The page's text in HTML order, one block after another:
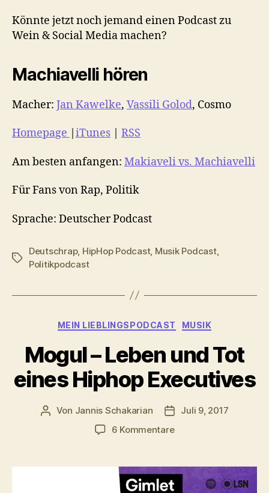
Könnte jetzt noch jemand einen Podcast zu
Wein & Social Media machen?
Machiavelli hören
Macher: Jan Kawelke, Vassili Golod, Cosmo
Homepage iTunes RSS
Am besten anfangen: Makiaveli vs. Machiavelli
Für Fans von Rap, Politik
Sprache: Deutscher Podcast
Schlagwörter
Deutschrap, HipHop Podcast, Musik Podcast,
Politikpodcast
Kategorien
MEIN LIEBLINGSPODCAST MUSIK
Mogul – Leben und Tot
eines Hiphop Executives
Beitragsautor
Von Jannis Schakarian
Juli 9, 2017
6 Kommentarezu
Leben
und